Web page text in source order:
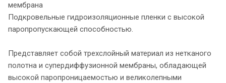
мембрана
Подкровельные гидроизоляционные пленки с высокой
паропропускающей способностью.
Представляет собой трехслойный материал из нетканого
полотна и супердиффузионной мембраны, обладающей
высокой паропроницаемостью и великолепными